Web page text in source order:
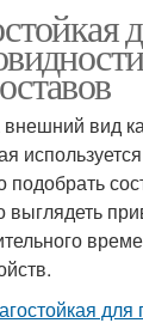
вид
выглядеть